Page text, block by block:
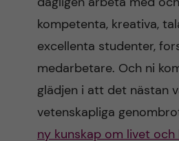
kompetenta, kreativa,
excellenta studenter,
medarbetare. Och ni
glädjen i att det nästan
vetenskapliga
ny kunskap om livet